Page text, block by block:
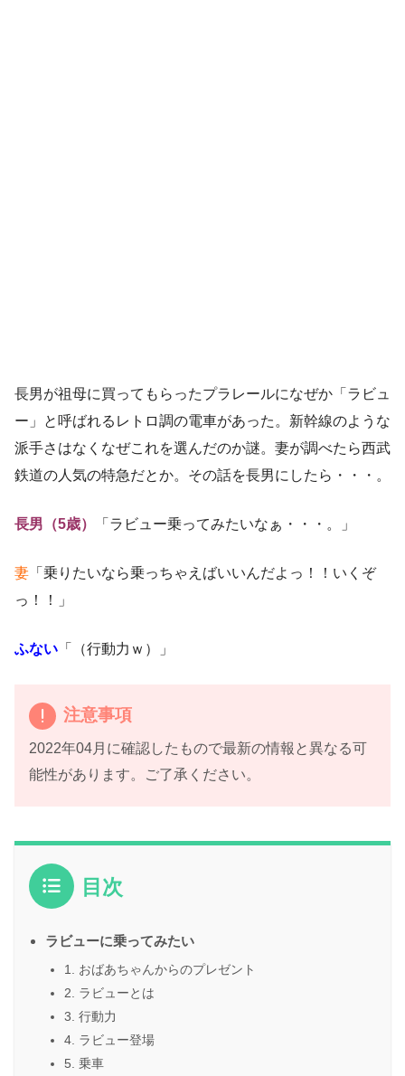
長男が祖母に買ってもらったプラレールになぜか「ラビュ
ー」と呼ばれるレトロ調の電車があった。新幹線のような
派手さはなくなぜこれを選んだのか謎。妻が調べたら西武
鉄道の人気の特急だとか。その話を長男にしたら・・・。
長男（5歳） 「ラビュー乗ってみたいなぁ・・・。」
妻 「乗りたいなら乗っちゃえばいいんだよっ！！いくぞ
っ！！」
ふない 「（行動力ｗ）」
注意事項
2022年04月に確認したもので最新の情報と異なる可
能性があります。ご了承ください。
目次
ラビューに乗ってみたい
1. おばあちゃんからのプレゼント
2. ラビューとは
3. 行動力
4. ラビュー登場
5. 乗車